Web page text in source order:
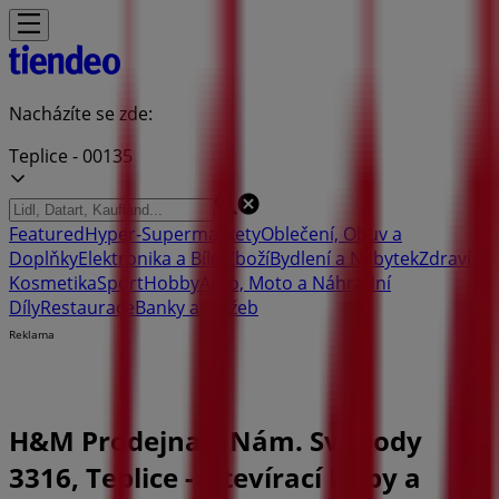
Nacházíte se zde:
Teplice - 00135
FeaturedHyper-SupermarketyOblečení, Obuv a
DoplňkyElektronika a Bílé ZbožíBydlení a NábytekZdraví a
KosmetikaSportHobby Auto, Moto a Náhradní
DílyRestauraceBanky a Služeb
Reklama
H&M Prodejna | Nám. Svobody
3316, Teplice - Otevírací Doby a